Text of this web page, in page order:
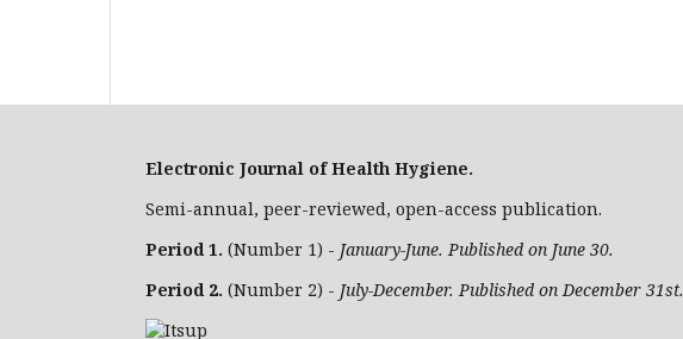
Electronic Journal of Health Hygiene.
Semi-annual, peer-reviewed, open-access publication.
Period 1. (Number 1) - January-June. Published on June 30.
Period 2. (Number 2) - July-December. Published on December 31st.